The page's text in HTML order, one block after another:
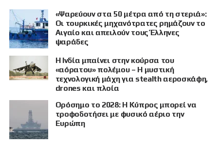
«Ψαρεύουν στα 50 μέτρα από τη στεριά»:
Οι τουρκικές μηχανότρατες ρημάζουν το
Αιγαίο και απειλούν τους Έλληνες
ψαράδες
Η Ινδία μπαίνει στην κούρσα του
«αόρατου» πολέμου – Η μυστική
τεχνολογική μάχη για stealth αεροσκάφη,
drones και πλοία
Ορόσημο το 2028: Η Κύπρος μπορεί να
τροφοδοτήσει με φυσικό αέριο την
Ευρώπη